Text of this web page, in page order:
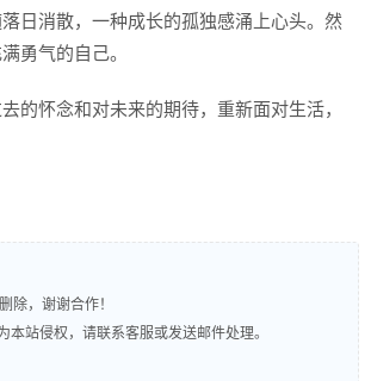
日消散，一种成长的孤独感涌上心头。然
勇气的自己。
的怀念和对未来的期待，重新面对生活，
除，谢谢合作！
站侵权，请联系客服或发送邮件处理。